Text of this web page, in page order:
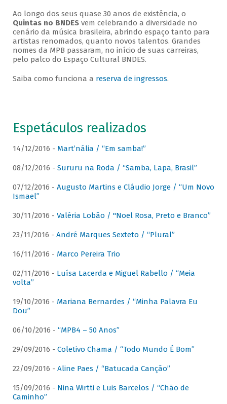
Ao longo dos seus quase 30 anos de existência, o
Quintas no BNDESvem celebrando a diversidade no
cenário da música brasileira, abrindo espaço tanto para
artistas renomados, quanto novos talentos. Grandes
nomes da MPB passaram, no início de suas carreiras,
pelo palco do Espaço Cultural BNDES.
Saiba como funciona a reserva de ingressos.
Espetáculos realizados
14/12/2016 - Mart’nália / “Em samba!”
08/12/2016 - Sururu na Roda / “Samba, Lapa, Brasil”
07/12/2016 - Augusto Martins e Cláudio Jorge / “Um Novo
Ismael”
30/11/2016 - Valéria Lobão / "Noel Rosa, Preto e Branco”
23/11/2016 - André Marques Sexteto / “Plural”
16/11/2016 - Marco Pereira Trio
02/11/2016 - Luísa Lacerda e Miguel Rabello / “Meia
volta”
19/10/2016 - Mariana Bernardes / “Minha Palavra Eu
Dou”
06/10/2016 - “MPB4 – 50 Anos”
29/09/2016 - Coletivo Chama / “Todo Mundo É Bom”
22/09/2016 - Aline Paes / “Batucada Canção”
15/09/2016 - Nina Wirtti e Luis Barcelos / “Chão de
Caminho”